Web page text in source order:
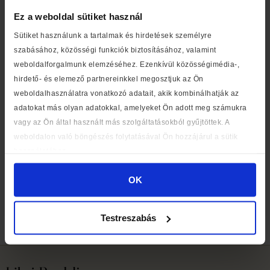
Ez a weboldal sütiket használ
Sütiket használunk a tartalmak és hirdetések személyre
szabásához, közösségi funkciók biztosításához, valamint
weboldalforgalmunk elemzéséhez. Ezenkívül közösségimédia-,
hirdető- és elemező partnereinkkel megosztjuk az Ön
weboldalhasználatra vonatkozó adatait, akik kombinálhatják az
adatokat más olyan adatokkal, amelyeket Ön adott meg számukra
vagy az Ön által használt más szolgáltatásokból gyűjtöttek. A
weboldalon való böngészés folytatásával Ön hozzájárul a sütik
OK
Testreszabás
Míg korábban a pöttyös és a csíkos könyveken
kamaszlányok generációi nőttek fel, addig ma Berg Judit,
Leiner Laura és Kollár Betti műveit falják a tizenévesek.